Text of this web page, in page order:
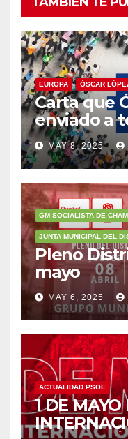
EUROPA ÓSCAR
Carta que
enviado a
militantes
participar
a las
MAY 8, 2025
GM SOCIALISTA DE
JUNTA MUNICIPAL DEL
Pleno
mayo
MAY 6, 2025
ACTUALIDAD PSOE
1 DE MAYO